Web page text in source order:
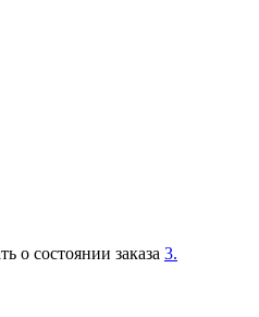
о состоянии заказа 3.